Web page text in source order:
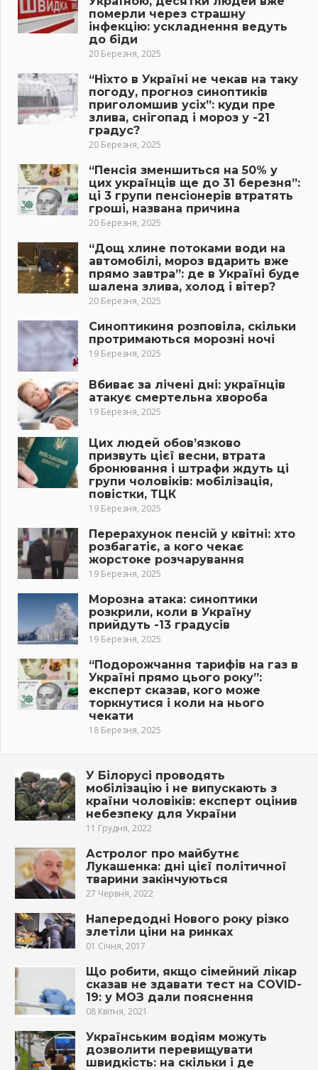
померли через страшну
інфекцію: ускладнення ведуть
до біди
20 Березня, 2025
“Ніхто в Україні не чекав на таку
погоду, прогноз синоптиків
приголомшив усіх”: куди пре
злива, снігопад і мороз у -21
градус?
20 Березня, 2025
“Пенсія зменшиться на 50% у
цих українців ще до 31 березня”:
ці 3 групи пенсіонерів втратять
гроші, названа причина
20 Березня, 2025
“Дощ хлине потоками води на
автомобілі, мороз вдарить вже
прямо завтра”: де в Україні буде
шалена злива, холод і вітер?
20 Березня, 2025
Синоптикиня розповіла, скільки
протримаються морозні ночі
19 Березня, 2025
Вбиває за лічені дні: українців
атакує смертельна хвороба
19 Березня, 2025
Цих людей обов’язково
призвуть цієї весни, втрата
бронювання і штрафи ждуть ці
групи чоловіків: мобілізація,
повістки, ТЦК
19 Березня, 2025
Перерахунок пенсій у квітні: хто
розбагатіє, а кого чекає
жорстоке розчарування
19 Березня, 2025
Морозна атака: синоптики
розкрили, коли в Україну
прийдуть -13 градусів
19 Березня, 2025
“Подорожчання тарифів на газ в
Україні прямо цього року”:
експерт сказав, кого може
торкнутися і коли на нього
чекати
18 Березня, 2025
У Білорусі проводять
мобілізацію і не випускають з
країни чоловіків: експерт оцінив
небезпеку для України
11 Грудня, 2022
Астролог про майбутнє
Лукашенка: дні цієї політичної
тварини закінчуються
27 Червня, 2022
Напередодні Нового року різко
злетіли ціни на ринках
01 Січня, 2017
Що робити, якщо сімейний лікар
сказав не здавати тест на COVID-
19: у МОЗ дали пояснення
08 Квітня, 2021
Українським водіям можуть
дозволити перевищувати
швидкість: на скільки і де